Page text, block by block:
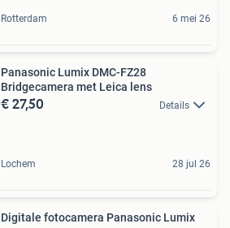
Rotterdam 6 mei 26
Panasonic Lumix DMC-FZ28
Bridgecamera met Leica lens
€ 27,50 Details
Lochem 28 jul 26
Digitale fotocamera Panasonic Lumix